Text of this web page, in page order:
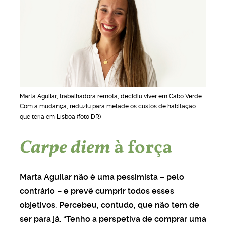
Marta Aguilar, trabalhadora remota, decidiu viver em Cabo Verde.
Com a mudança, reduziu para metade os custos de habitação
que teria em Lisboa (foto DR)
Carpe diemà força
Marta Aguilar não é uma pessimista – pelo
contrário – e prevê cumprir todos esses
objetivos. Percebeu, contudo, que não tem de
ser para já. “Tenho a perspetiva de comprar uma